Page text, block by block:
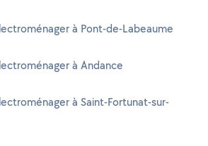
à Pont-de-Labeaume
à Andance
à Saint-Fortunat-sur-